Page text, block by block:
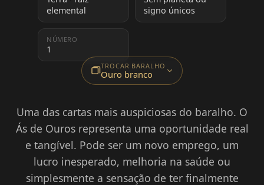
elemental
signo únicos
NÚMERO
1
TROCAR BARALHO
Ouro branco
Uma das cartas mais auspiciosas do baralho. O
Ás de Ouros representa uma oportunidade real
e tangível. Pode ser um novo emprego, um
lucro inesperado, melhoria na saúde ou
simplesmente a sensação de ter finalmente